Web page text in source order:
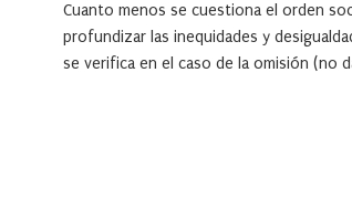
Cuanto menos se cuestiona el orden
profundizar las inequidades y
se verifica en el caso de la omisión (no